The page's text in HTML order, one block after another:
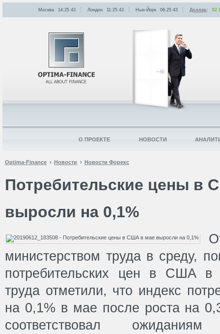
Optima-Finance Новости Новости Форекс
Потребительские цены в
выросли на 0,1%
министерством труда в среду,
потребительских цен в США в
труда отметили, что индекс
на 0,1% в мае после роста на
соответствовал
Москва 14:25: 43 Лондон 11:25: 43 Нью-Йорк 06:25: 43 Доллар:
О ПРОЕКТЕ НОВОСТИ